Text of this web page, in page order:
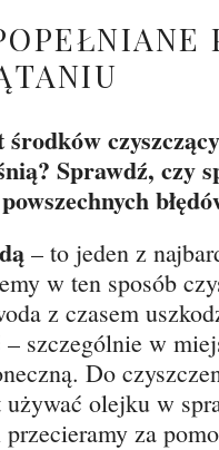
Sprawdź, czy
– to jeden z
w ten sposób
z czasem
szczególnie w
Do
olejku w
za